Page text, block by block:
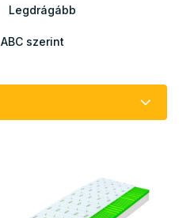
Legdrágább
ABC szerint